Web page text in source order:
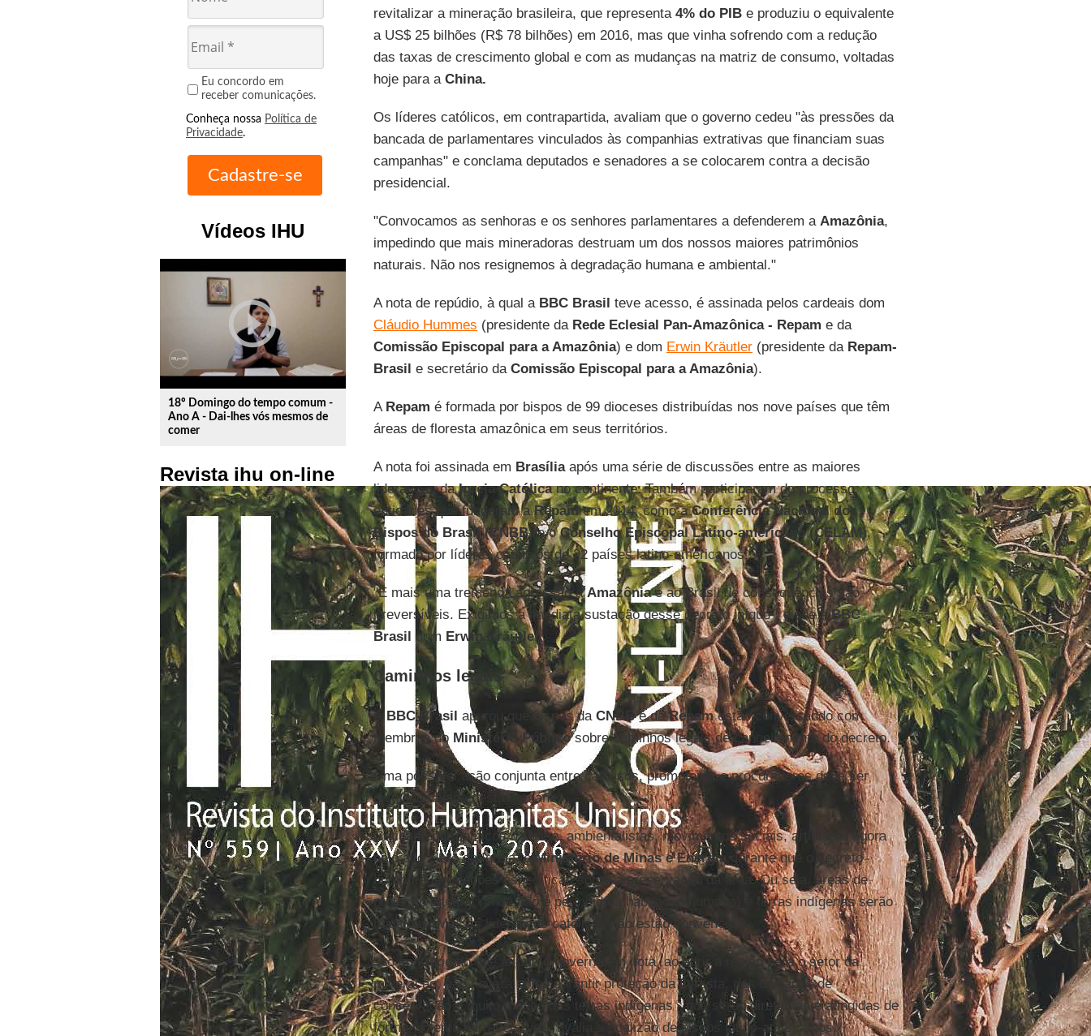
Eu concordo em
receber comunicações.
Conheça nossa Política de
Privacidade.
Vídeos IHU
play_circle_outline
18º Domingo do tempo comum -
Ano A - Dai-lhes vós mesmos de
comer
Revista ihu on-line
revitalizar a mineração brasileira, que representa 4% do PIBe produziu o equivalente
a US$ 25 bilhões (R$ 78 bilhões) em 2016, mas que vinha sofrendo com a redução
das taxas de crescimento global e com as mudanças na matriz de consumo, voltadas
hoje para a China.
Os líderes católicos, em contrapartida, avaliam que o governo cedeu "às pressões da
bancada de parlamentares vinculados às companhias extrativas que financiam suas
campanhas" e conclama deputados e senadores a se colocarem contra a decisão
presidencial.
"Convocamos as senhoras e os senhores parlamentares a defenderem a Amazônia,
impedindo que mais mineradoras destruam um dos nossos maiores patrimônios
naturais. Não nos resignemos à degradação humana e ambiental."
A nota de repúdio, à qual a BBC Brasil teve acesso, é assinada pelos cardeais dom
Cláudio Hummes (presidente daRede Eclesial Pan-Amazônica - Repam e da
Comissão Episcopal para a Amazônia) e dom Erwin Kräutler(presidente da Repam-
Brasil e secretário da Comissão Episcopal para a Amazônia).
A Repam é formada por bispos de 99 dioceses distribuídas nos nove países que têm
áreas de floresta amazônica em seus territórios.
A nota foi assinada em Brasíliaapós uma série de discussões entre as maiores
lideranças daIgreja Católicano continente. Também participaram do processo
entidades que fundaram aRepamem 2014, como aConferência Nacional dos
Bispos do Brasil (CNBB) e oConselho Episcopal Latino-americano (CELAM),
formado por líderes católicos de 22 países latino-americanos.
"É mais uma tremenda agressão àAmazôniae ao Brasil de consequências são
irreversíveis. Exigimos a imediata sustação desse decreto iníquo", disse àBBC
Brasil dom Erwin Kräutler.
Caminhos legais
A BBC Brasil apurou que bispos da CNBBe daRepamestão conversando com
membros do Ministério Públicosobre caminhos legais de cancelamento do decreto.
Uma possível ação conjunta entre católicos, promotores e procuradores deve ser
divulgada ainda nesta semana.
Criticado por políticos da base, ambientalistas, movimentos sociais, artistas e agora
pelo alto clero da Igreja, oMinistério de Minas e Energia garante que o decreto
cumprirá legislações específicas sobre a preservação da área. Ou seja, áreas de
proteção integral (onde não é permitida a habitação humana) e terras indígenas serão
mantidas. Mas as lideranças católicas não estão convencidas.
"Ao contrário do que afirma o governo em nota, ao abrir a região para o setor da
mineração, não haverá como garantir proteção da floresta, das unidades de
conservação e muito menos das terras indígenas - que serão diretamente atingidas de
forma violenta e irreversível", avalia a coalizão de bispos latino-americanos.